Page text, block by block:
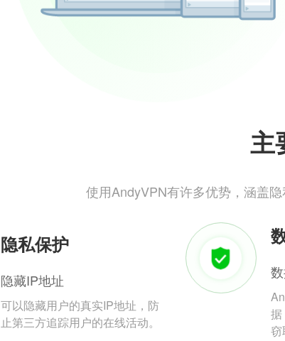
主
使用AndyVPN有许多优势，涵盖
隐私保护
隐藏IP地址
可以隐藏用户的真实IP地址，防
止第三方追踪用户的在线活动。
据
窃